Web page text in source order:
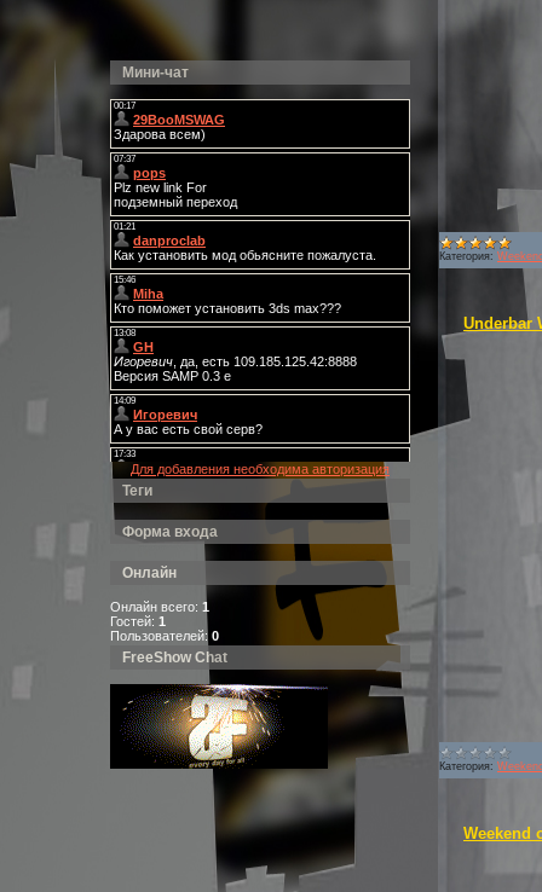
Мини-чат
Для добавления необходима авторизация
Теги
Форма входа
Онлайн
Онлайн всего: 1
Гостей: 1
Пользователей: 0
FreeShow Chat
Категория:
Underbar
Категория:
Weekend